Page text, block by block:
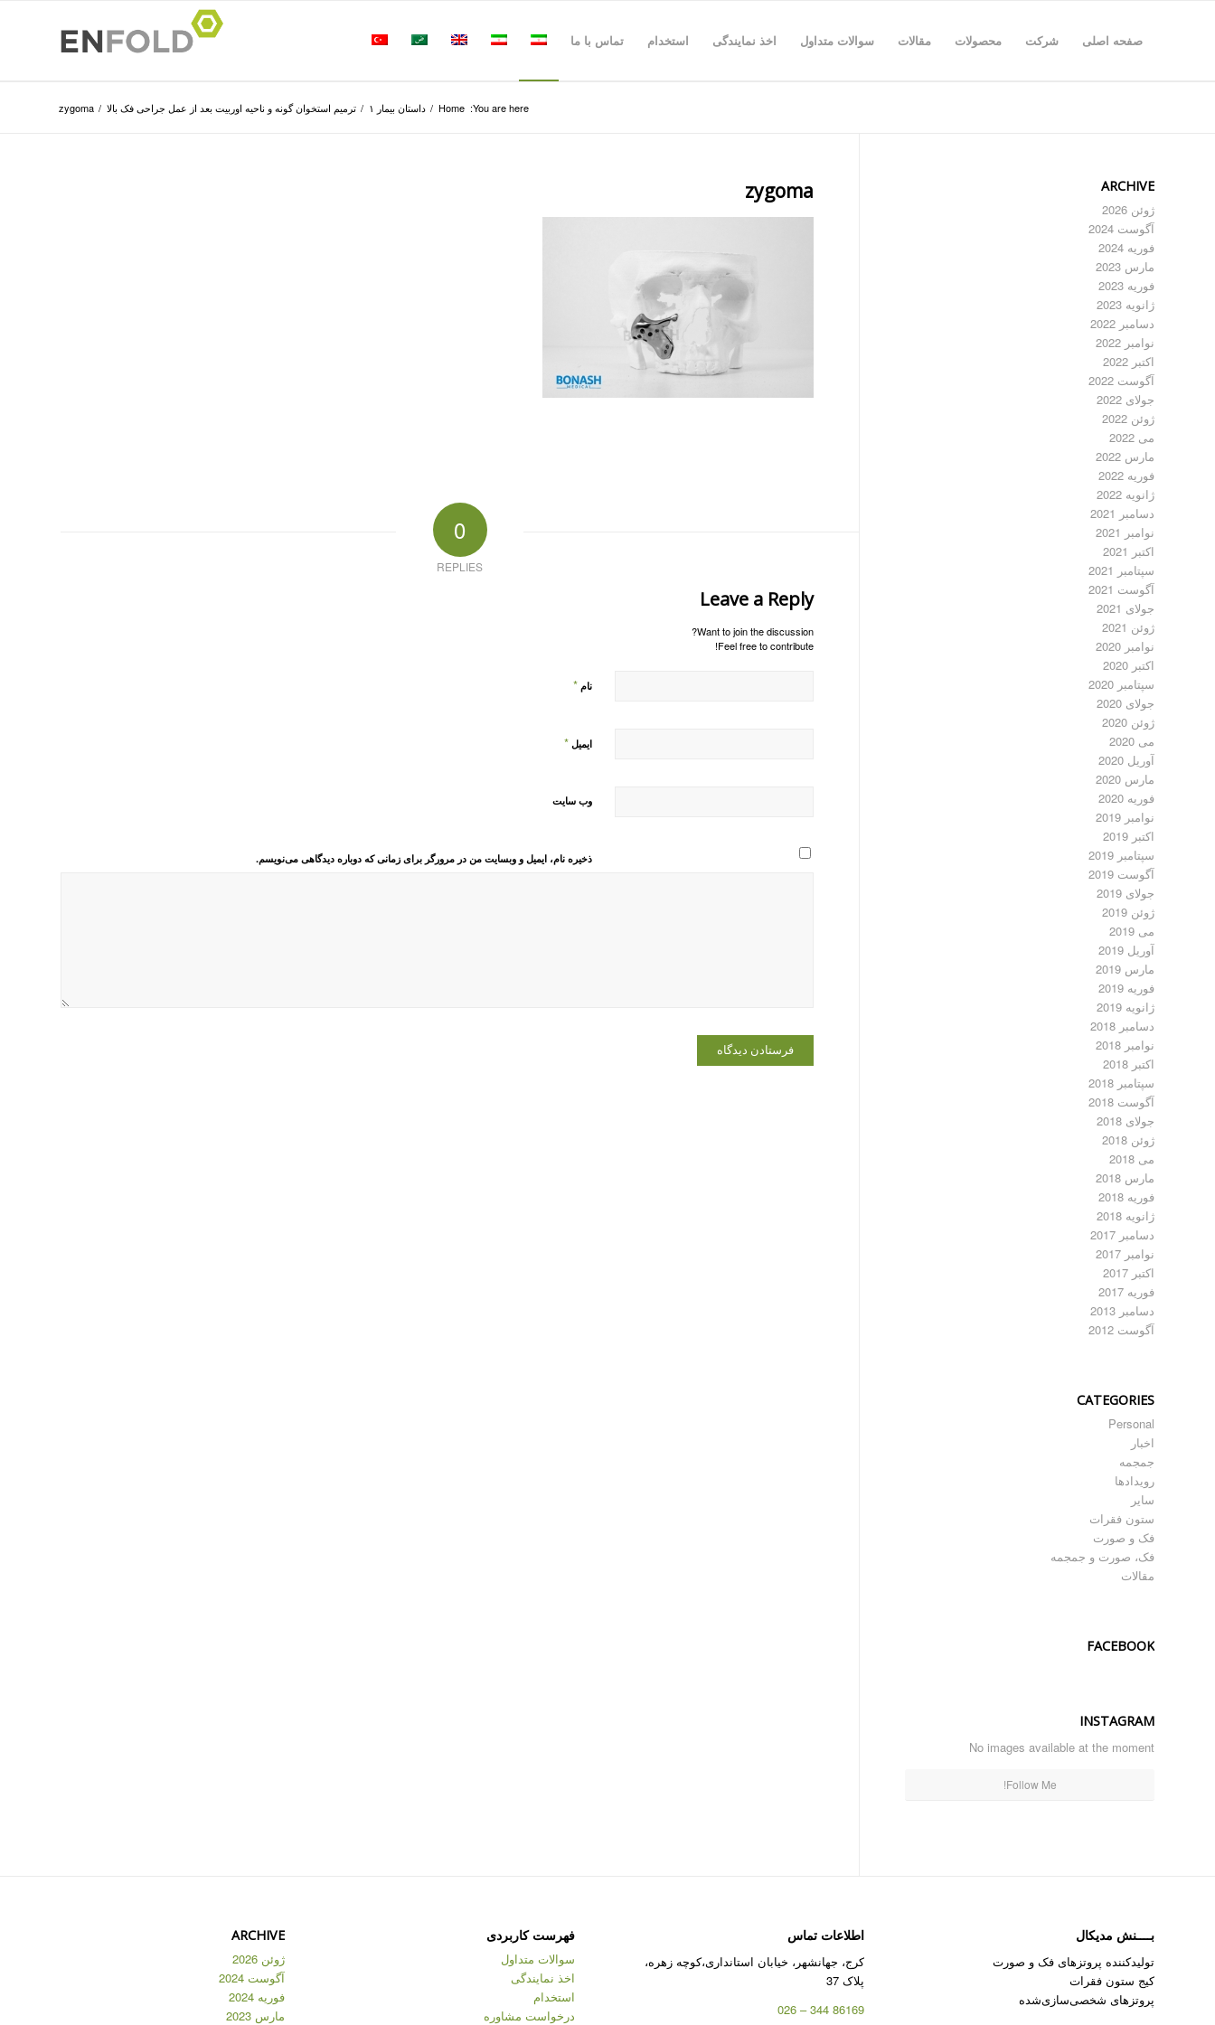
صفحه اصلی شرکت محصولات مقالات سوالات متداول اخذ نمایندگی استخدام تماس با ما
You are here:
Home
/ داستان بیمار ۱ / ترمیم استخوان گونه و ناحیه اوربیت بعد از عمل جراحی فک بالا /
zygoma
zygoma
0
REPLIES
Leave a Reply
Want to join the discussion?
Feel free to contribute!
نام *
ایمیل *
وب‌ سایت
ذخیره نام، ایمیل و وبسایت من در مرورگر برای زمانی که دوباره دیدگاهی می‌نویسم.
ARCHIVE
ژوئن 2026
آگوست 2024
فوریه 2024
مارس 2023
فوریه 2023
ژانویه 2023
دسامبر 2022
نوامبر 2022
اکتبر 2022
آگوست 2022
جولای 2022
ژوئن 2022
می 2022
مارس 2022
فوریه 2022
ژانویه 2022
دسامبر 2021
نوامبر 2021
اکتبر 2021
سپتامبر 2021
آگوست 2021
جولای 2021
ژوئن 2021
نوامبر 2020
اکتبر 2020
سپتامبر 2020
جولای 2020
ژوئن 2020
می 2020
آوریل 2020
مارس 2020
فوریه 2020
نوامبر 2019
اکتبر 2019
سپتامبر 2019
آگوست 2019
جولای 2019
ژوئن 2019
می 2019
آوریل 2019
مارس 2019
فوریه 2019
ژانویه 2019
دسامبر 2018
نوامبر 2018
اکتبر 2018
سپتامبر 2018
آگوست 2018
جولای 2018
ژوئن 2018
می 2018
مارس 2018
فوریه 2018
ژانویه 2018
دسامبر 2017
نوامبر 2017
اکتبر 2017
فوریه 2017
دسامبر 2013
آگوست 2012
CATEGORIES
Personal
اخبار
جمجمه
رویدادها
سایر
ستون فقرات
فک و صورت
فک، صورت و جمجمه
مقالات
FACEBOOK
INSTAGRAM
No images available at the moment
Follow Me!
بــــنش مدیکال
تولیدکننده پروتزهای فک و صورت
کیج ستون فقرات
پروتزهای شخصی‌سازی‌شده
اطلاعات تماس
کرج، جهانشهر، خیابان استانداری،کوچه زهره،
پلاک 37
86169 344 – 026
فهرست کاربردی
سوالات متداول
اخذ نمایندگی
استخدام
درخواست مشاوره
ARCHIVE
ژوئن 2026
آگوست 2024
فوریه 2024
مارس 2023